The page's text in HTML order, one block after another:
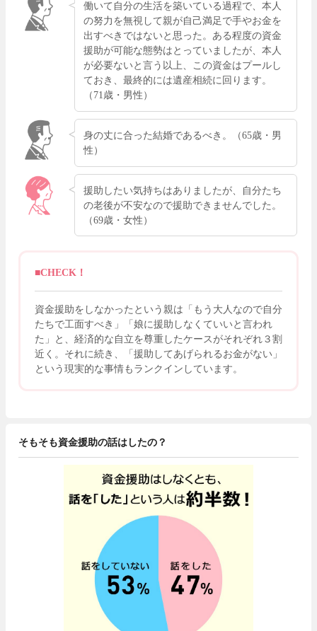
働いて自分の生活を築いている過程で、本人
の努力を無視して親が自己満足で手やお金を
出すべきではないと思った。ある程度の資金
援助が可能な態勢はとっていましたが、本人
が必要ないと言う以上、この資金はプールし
ておき、最終的には遺産相続に回ります。
（71歳・男性）
身の丈に合った結婚であるべき。（65歳・男
性）
援助したい気持ちはありましたが、自分たち
の老後が不安なので援助できませんでした。
（69歳・女性）
■CHECK！
資金援助をしなかったという親は「もう大人なので自分
たちで工面すべき」「娘に援助しなくていいと言われ
た」と、経済的な自立を尊重したケースがそれぞれ３割
近く。それに続き、「援助してあげられるお金がない」
という現実的な事情もランクインしています。
そもそも資金援助の話はしたの？